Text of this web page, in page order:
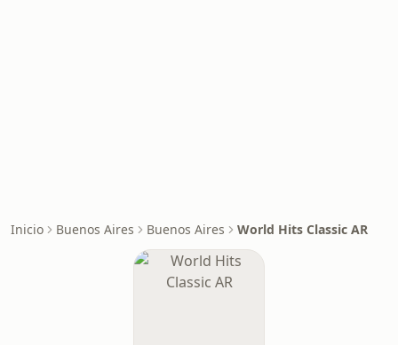
Inicio Buenos Aires Buenos Aires World Hits Classic AR